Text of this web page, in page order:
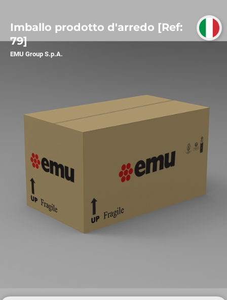
Imballo prodotto d'arredo [Ref:
79]
EMU Group S.p.A.